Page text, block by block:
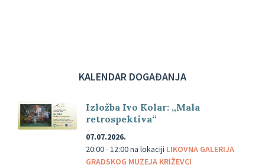
KALENDAR DOGAĐANJA
Izložba Ivo Kolar: „Mala
retrospektiva“
07.07.2026.
20:00 - 12:00na lokaciji LIKOVNA GALERIJA
GRADSKOG MUZEJA KRIŽEVCI